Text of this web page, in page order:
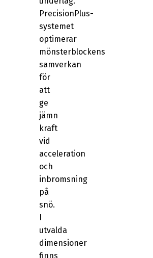
PrecisionPlus-
systemet
optimerar
mönsterblockens
samverkan
för
att
ge
jämn
kraft
vid
acceleration
och
inbromsning
på
snö.
I
utvalda
dimensioner
finns